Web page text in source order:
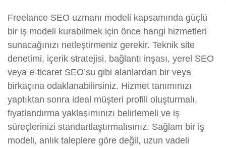
Freelance SEO uzmanı modeli kapsamında güçlü
bir iş modeli kurabilmek için önce hangi hizmetleri
sunacağınızı netleştirmeniz gerekir. Teknik site
denetimi, içerik stratejisi, bağlantı inşası, yerel SEO
veya e-ticaret SEO’su gibi alanlardan bir veya
birkaçına odaklanabilirsiniz. Hizmet tanımınızı
yaptıktan sonra ideal müşteri profili oluşturmalı,
fiyatlandırma yaklaşımınızı belirlemeli ve iş
süreçlerinizi standartlaştırmalısınız. Sağlam bir iş
modeli, anlık taleplere göre değil, uzun vadeli